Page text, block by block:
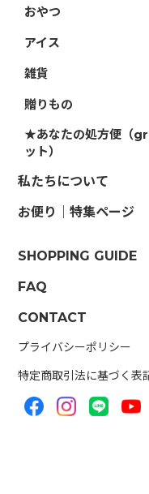
おやつ
アイス
雑貨
贈りもの
★あなたの処方便（
ット）
私たちについて
お便り｜特集ページ
SHOPPING GUIDE
FAQ
CONTACT
プライバシーポリシー
特定商取引法に基づく表